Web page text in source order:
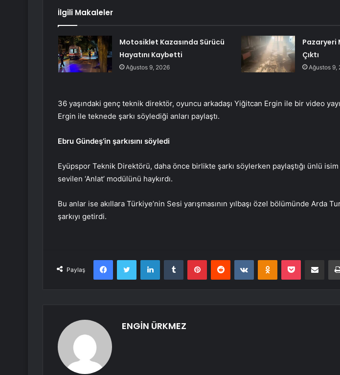
İlgili Makaleler
Motosiklet Kazasında Sürücü
Hayatını Kaybetti
Ağustos 9, 2026
Pazaryeri
Çıktı
Ağustos 9,
36 yaşındaki genç teknik direktör, oyuncu arkadaşı Yiğitcan Ergin ile bir video
Ergin ile teknede şarkı söylediği anları paylaştı.
Ebru Gündeş’in şarkısını söyledi
Eyüpspor Teknik Direktörü, daha önce birlikte şarkı söylerken paylaştığı ünlü isim
sevilen ‘Anlat’ modülünü haykırdı.
Bu anlar ise akıllara Türkiye’nin Sesi yarışmasının yılbaşı özel bölümünde Arda
şarkıyı getirdi.
Paylaş
FacebookTwitter LinkedInTumblr PinterestReddit VKontakteOdnoklassniki
Pocket E-Posta ile
ENGİN ÜRKMEZ